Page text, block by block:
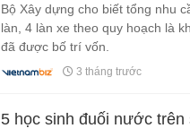
Bộ Xây dựng cho biết tổng nhu
làn, 4 làn xe theo quy hoạch là
đã được bố trí vốn.
3 tháng trước
5 học sinh đuối nước trên